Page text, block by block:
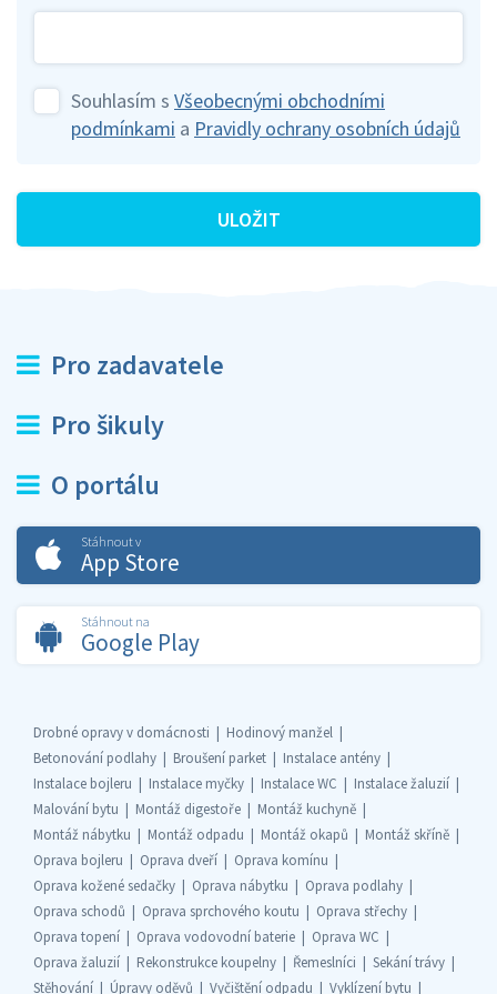
Souhlasím s Všeobecnými obchodními
podmínkami a Pravidly ochrany osobních údajů
ULOŽIT
Pro zadavatele
Pro šikuly
O portálu
Stáhnout v
App Store
Stáhnout na
Google Play
Drobné opravy v domácnosti
Hodinový manžel
Betonování podlahy
Broušení parket
Instalace antény
Instalace bojleru
Instalace myčky Instalace WC
Instalace žaluzií
Malování bytu
Montáž digestoře
Montáž kuchyně
Montáž nábytku
Montáž odpadu Montáž okapů
Montáž skříně
Oprava bojleru
Oprava dveří
Oprava komínu
Oprava kožené sedačky
Oprava nábytku
Oprava podlahy
Oprava schodů
Oprava sprchového koutu
Oprava střechy
Oprava topení
Oprava vodovodní baterie
Oprava WC
Oprava žaluzií
Rekonstrukce koupelny Řemeslníci
Sekání trávy
Stěhování
Úpravy oděvů Vyčištění odpadu Vyklízení bytu